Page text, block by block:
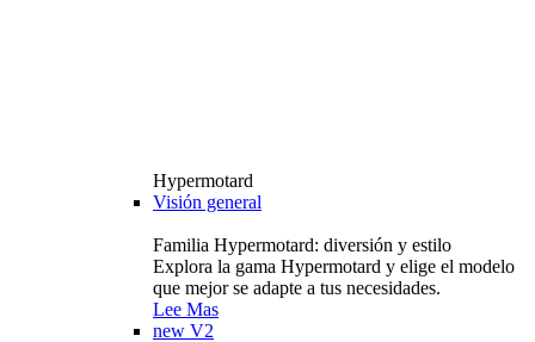
Hypermotard
Visión general
Familia Hypermotard: diversión y estilo
Explora la gama Hypermotard y elige el modelo
que mejor se adapte a tus necesidades.
Lee Mas
new V2